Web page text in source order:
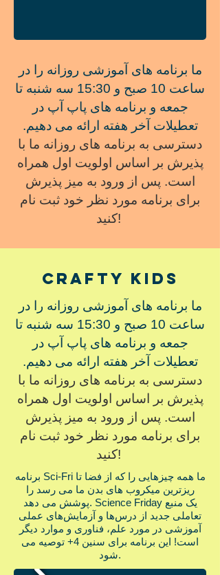
ما برنامه های آموزشی روزانه را در
ساعت 10 صبح و 15:30 سه شنبه تا
جمعه و برنامه های پاپ آپ در
تعطیلات آخر هفته ارائه می دهیم.
دسترسی به برنامه های روزانه ما با
پذیرش بر اساس اولویت اول همراه
است. پس از ورود به میز پذیرش
برای برنامه مورد نظر خود ثبت نام
کنید!
Crafty kids
ما برنامه های آموزشی روزانه را در
ساعت 10 صبح و 15:30 سه شنبه تا
جمعه و برنامه های پاپ آپ در
تعطیلات آخر هفته ارائه می دهیم.
دسترسی به برنامه های روزانه ما با
پذیرش بر اساس اولویت اول همراه
است. پس از ورود به میز پذیرش
برای برنامه مورد نظر خود ثبت نام
کنید!
برنامه Sci-Fri ما همه چیزهایی را که از فضا تا
ریزترین میکروب های بدن ما می رسد را
پوشش می دهد. Science Friday یک منبع
تعاملی جدید از درس‌ها و آزمایش‌های عملی
آموزشی در مورد علم، فناوری و موارد دیگر
است! این برنامه برای سنین 4+ توصیه می
شود.